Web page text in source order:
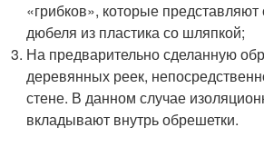
«грибков», которые представляют
дюбеля из пластика со шляпкой;
На предварительно сделанную
деревянных реек,
стене. В данном случае
вкладывают внутрь обрешетки.